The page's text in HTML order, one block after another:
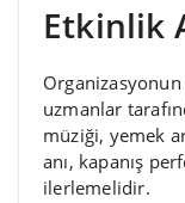
Etkinlik
Organizasyonun
uzmanlar
müziği, yemek
anı, kapanış
ilerlemelidir.